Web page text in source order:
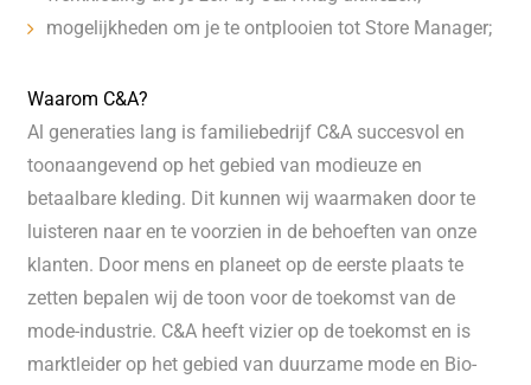
mogelijkheden om je te ontplooien tot Store Manager;
Waarom C&A?
Al generaties lang is familiebedrijf C&A succesvol en
toonaangevend op het gebied van modieuze en
betaalbare kleding. Dit kunnen wij waarmaken door te
luisteren naar en te voorzien in de behoeften van onze
klanten. Door mens en planeet op de eerste plaats te
zetten bepalen wij de toon voor de toekomst van de
mode-industrie. C&A heeft vizier op de toekomst en is
marktleider op het gebied van duurzame mode en Bio-